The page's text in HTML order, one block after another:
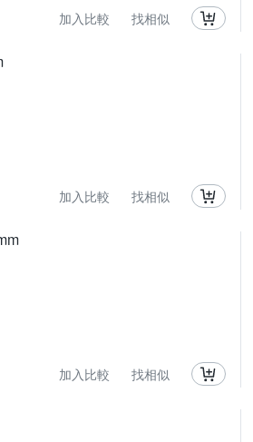
加入比較 找相似
加入比較 找相似
加入比較 找相似